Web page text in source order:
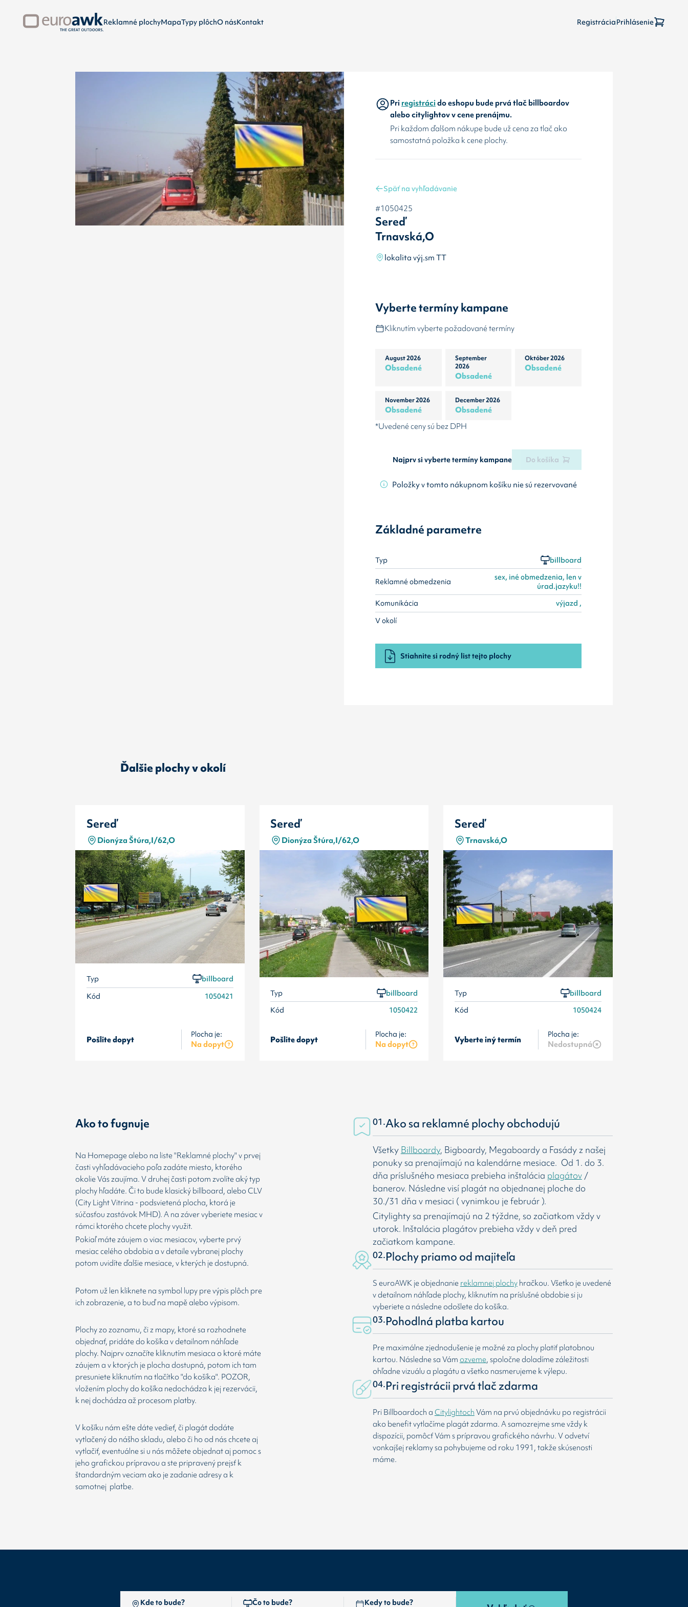
Reklamné plochyMapaTypy plôchO násKontakt RegistráciaPrihlásenie
Priregistrácido eshopu bude prvá tlač billboardov
alebo citylightov v cene prenájmu.
Pri každom ďalšom nákupe bude už cena za tlač ako
samostatná položka k cene plochy.
Späť na vyhľadávanie
#1050425
Sereď
Trnavská,O
lokalita výj.sm TT
Vyberte termíny kampane
Kliknutím vyberte požadované termíny
August 2026
Obsadené
September
2026
Obsadené
Október 2026
Obsadené
November 2026
Obsadené
December 2026
Obsadené
*Uvedené ceny sú bez DPH
Najprv si vyberte termíny kampane Do košíka
Položky v tomto nákupnom košíku nie sú rezervované
Základné parametre
Typ billboard
Reklamné obmedzenia
sex, iné obmedzenia, len v
úrad.jazyku!!
Komunikácia
výjazd ,
V okolí
Stiahnite si rodný list tejto plochy
Ďalšie plochy v okolí
Sereď
Dionýza Štúra,I/62,O
Typ
billboard
Kód
1050421
Pošlite dopyt Plocha je:
Na dopyt
Sereď
Dionýza Štúra,I/62,O
Typ
billboard
Kód
1050422
Pošlite dopyt Plocha je:
Na dopyt
Sereď
Trnavská,O
Typ
billboard
Kód
1050424
Vyberte iný termín Plocha je:
Nedostupná
Ako to fugnuje
Na Homepage alebo na liste "Reklamné plochy" v prvej
časti vyhľadávacieho poľa zadáte miesto, ktorého
okolie Vás zaujíma. V druhej časti potom zvolíte aký typ
plochy hľadáte. Či to bude klasický billboard, alebo CLV
(City Light Vitrina - podsvietená plocha, ktorá je
súčasťou zastávok MHD). A na záver vyberiete mesiac v
rámci ktorého chcete plochy využit.
Pokiaľ máte záujem o viac mesiacov, vyberte prvý
mesiac celého obdobia a v detaile vybranej plochy
potom uvidíte ďalšie mesiace, v kterých je dostupná.
Potom už len kliknete na symbol lupy pre výpis plôch pre
ich zobrazenie, a to buď na mapě alebo výpisom.
Plochy zo zoznamu, či z mapy, ktoré sa rozhodnete
objednať, pridáte do košíka v detailnom náhľade
plochy. Najprv označíte kliknutím mesiaca o ktoré máte
záujem a v ktorých je plocha dostupná, potom ich tam
presuniete kliknutím na tlačítko "do košíka". POZOR,
vložením plochy do košíka nedochádza k jej rezervácii,
k nej dochádza až procesom platby.
V košíku nám ešte dáte vedieť, či plagát dodáte
vytlačený do nášho skladu, alebo či ho od nás chcete aj
vytlačiť, eventuálne si u nás môžete objednat aj pomoc s
jeho grafickou prípravou a ste pripravený prejsť k
štandardným veciam ako je zadanie adresy a k
samotnej platbe.
01.Ako sa reklamné plochy obchodujú
Všetky Billboardy, Bigboardy, Megaboardy a Fasády z našej
ponuky sa prenajímajú na kalendárne mesiace. Od 1. do 3.
dňa príslušného mesiaca prebieha inštalácia plagátov/
banerov. Následne visí plagát na objednanej ploche do
30./31 dňa v mesiaci ( vynimkou je február ).
Citylighty sa prenajímajú na 2 týždne, so začiatkom vždy v
utorok. Inštalácia plagátov prebieha vždy v deň pred
začiatkom kampane.
02.Plochy priamo od majiteľa
S euroAWK je objednanie reklamnej plochyhračkou. Všetko je uvedené
v detailnom náhľade plochy, kliknutím na príslušné obdobie si ju
vyberiete a následne odošlete do košíka.
03.Pohodlná platba kartou
Pre maximálne zjednodušenie je možné za plochy platiť platobnou
kartou. Následne sa Vámozveme, spoločne doladíme záležitosti
ohľadne vizuálu a plagátu a všetko nasmerujeme k výlepu.
04.Pri registrácii prvá tlač zdarma
Pri Billboardoch aCitylightochVám na prvú objednávku po registrácii
ako benefit vytlačíme plagát zdarma. A samozrejme sme vždy k
dispozícii, pomôcť Vám s prípravou grafického návrhu. V odvetví
vonkajšej reklamy sa pohybujeme od roku 1991, takže skúsenosti
máme.
Kde to bude? Čo to bude? Kedy to bude?